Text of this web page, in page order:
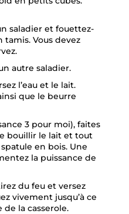
saladier et fouettez-
tamis. Vous devez
autre saladier.
l’eau et le lait.
que le beurre
3 pour moi), faites
bouillir le lait et tout
en bois. Une
la puissance de
du feu et versez
vivement jusqu’à ce
la casserole.